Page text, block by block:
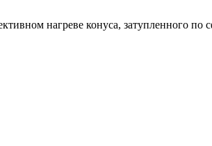
нагреве конуса, затупленного по